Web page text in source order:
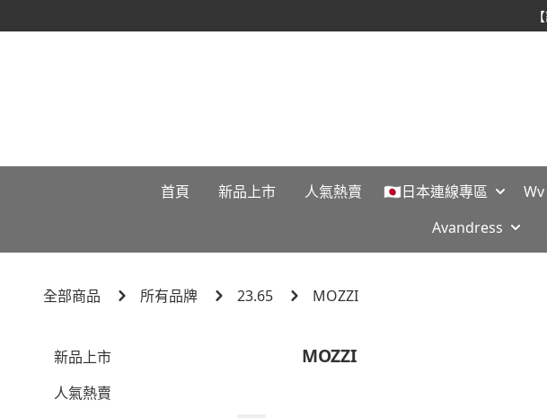
首頁 新品上市 人氣熱賣 🇯🇵日本連線專區
Avandress
全部商品 所有品牌 23.65 MOZZI
新品上市
人氣熱賣
MOZZI